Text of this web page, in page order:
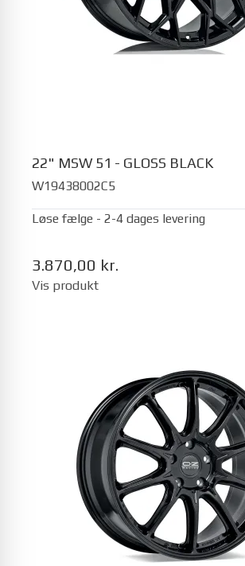
22" MSW 51 - GLOSS BLACK
W19438002C5
Løse fælge - 2-4 dages levering
3.870,00 kr.
Vis produkt